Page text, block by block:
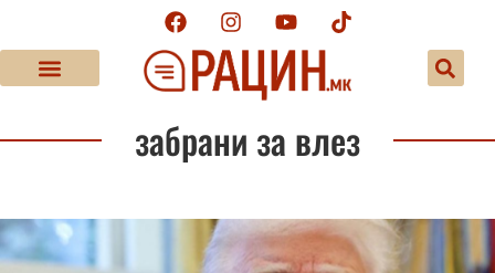
забрани за влез